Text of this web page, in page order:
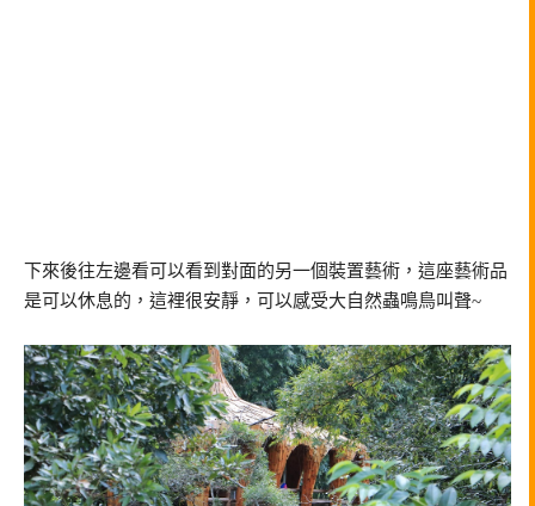
下來後往左邊看可以看到對面的另一個裝置藝術，這座藝術品
是可以休息的，這裡很安靜，可以感受大自然蟲鳴鳥叫聲~